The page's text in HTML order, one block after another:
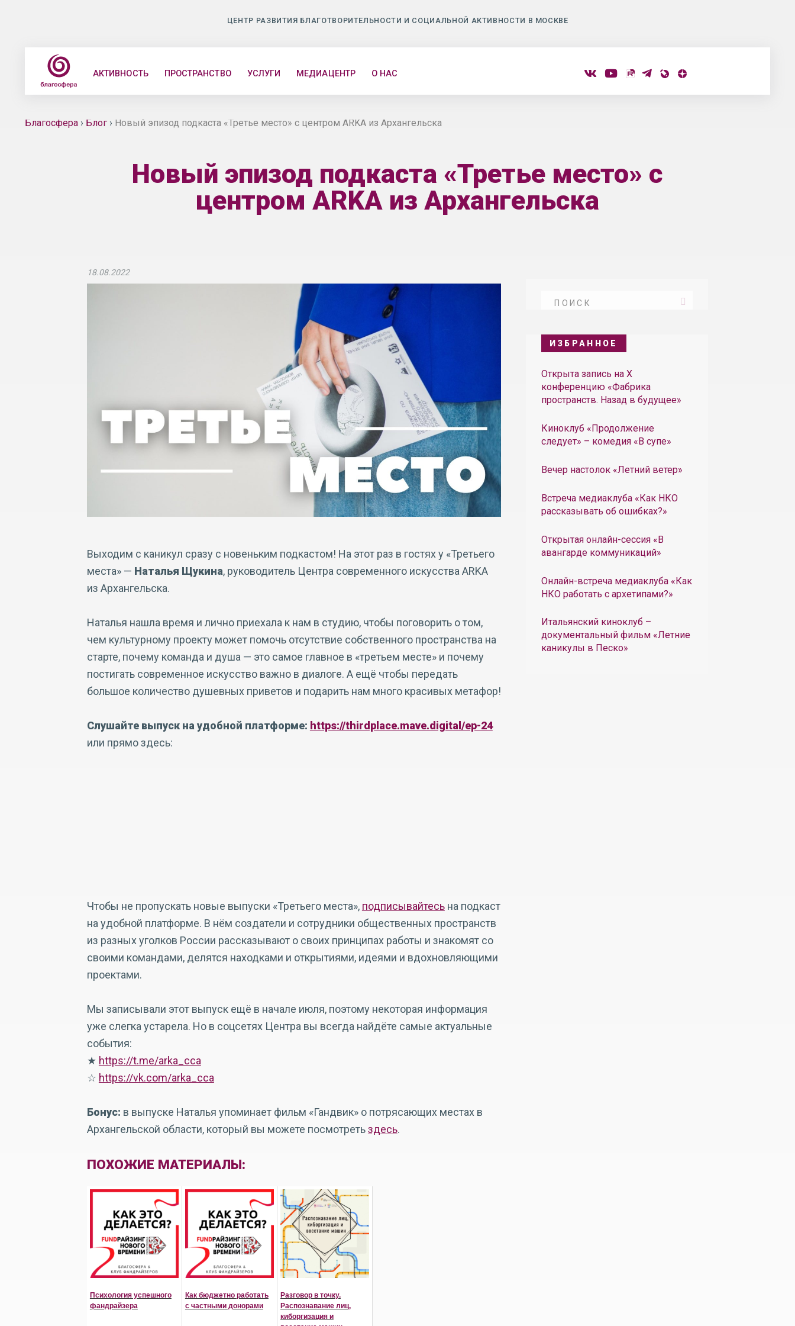
ЦЕНТР РАЗВИТИЯ БЛАГОТВОРИТЕЛЬНОСТИ И СОЦИАЛЬНОЙ АКТИВНОСТИ В МОСКВЕ
АКТИВНОСТЬ ПРОСТРАНСТВО УСЛУГИ МЕДИАЦЕНТР О НАС
Благосфера› Блог› Новый эпизод подкаста «Третье место» с центром ARKA из Архангельска
Новый эпизод подкаста «Третье место» с
центром ARKA из Архангельска
18.08.2022
Выходим с каникул сразу с новеньким подкастом! На этот раз в гостях у «Третьего
места» — Наталья Щукина, руководитель Центра современного искусства ARKA
из Архангельска.
Наталья нашла время и лично приехала к нам в студию, чтобы поговорить о том,
чем культурному проекту может помочь отсутствие собственного пространства на
старте, почему команда и душа — это самое главное в «третьем месте» и почему
постигать современное искусство важно в диалоге. А ещё чтобы передать
большое количество душевных приветов и подарить нам много красивых метафор!
Слушайте выпуск на удобной платформе: https://thirdplace.mave.digital/ep-24
или прямо здесь:
Чтобы не пропускать новые выпуски «Третьего места», подписывайтесьна подкаст
на удобной платформе. В нём создатели и сотрудники общественных пространств
из разных уголков России рассказывают о своих принципах работы и знакомят со
своими командами, делятся находками и открытиями, идеями и вдохновляющими
проектами.
Мы записывали этот выпуск ещё в начале июля, поэтому некоторая информация
уже слегка устарела. Но в соцсетях Центра вы всегда найдёте самые актуальные
события:
★ https://t.me/arka_cca
☆ https://vk.com/arka_cca
Бонус: в выпуске Наталья упоминает фильм «Гандвик» о потрясающих местах в
Архангельской области, который вы можете посмотретьздесь.
ПОХОЖИЕ МАТЕРИАЛЫ:
Психология успешного
фандрайзера
Как бюджетно работать
с частными донорами
Разговор в точку.
Распознавание лиц,
киборгизация и
ИЗБРАННОЕ
Открыта запись на X
конференцию «Фабрика
пространств. Назад в будущее»
Киноклуб «Продолжение
следует» – комедия «В супе»
Вечер настолок «Летний ветер»
Встреча медиаклуба «Как НКО
рассказывать об ошибках?»
Открытая онлайн-сессия «В
авангарде коммуникаций»
Онлайн-встреча медиаклуба «Как
НКО работать с архетипами?»
Итальянский киноклуб –
документальный фильм «Летние
каникулы в Песко»